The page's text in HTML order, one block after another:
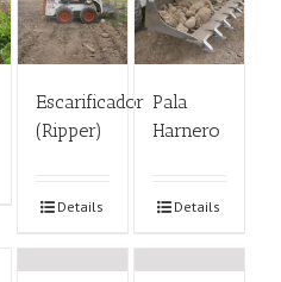
Escarificador
(Ripper)
Details
Pala
Harnero
Details